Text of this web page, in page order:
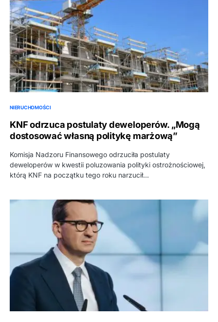
NIERUCHOMOŚCI
KNF odrzuca postulaty deweloperów. „Mogą
dostosować własną politykę marżową”
Komisja Nadzoru Finansowego odrzuciła postulaty
deweloperów w kwestii poluzowania polityki ostrożnościowej,
którą KNF na początku tego roku narzucił…